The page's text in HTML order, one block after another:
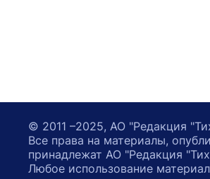
© 2011 –2025, АО "Редакция
Все права на материалы,
принадлежат АО "Редакция
Любое использование